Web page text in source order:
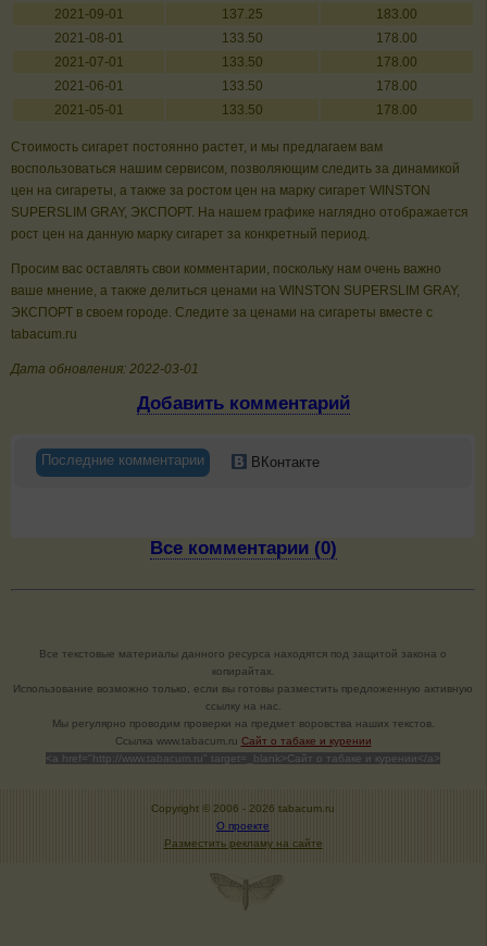
2021-09-01
137.25
183.00
2021-08-01
133.50
178.00
2021-07-01
133.50
178.00
2021-06-01
133.50
178.00
2021-05-01
133.50 178.00
Стоимость сигарет постоянно растет, и мы предлагаем вам
воспользоваться нашим сервисом, позволяющим следить за динамикой
цен на сигареты, а также за ростом цен на марку сигарет WINSTON
SUPERSLIM GRAY, ЭКСПОРТ. На нашем графике наглядно отображается
рост цен на данную марку сигарет за конкретный период.
Просим вас оставлять свои комментарии, поскольку нам очень важно
ваше мнение, а также делиться ценами на WINSTON SUPERSLIM GRAY,
ЭКСПОРТ в своем городе. Следите за ценами на сигареты вместе с
tabacum.ru
Дата обновления: 2022-03-01
Добавить комментарий
Последние комментарии ВКонтакте
Все комментарии (0)
Все текстовые материалы данного ресурса находятся под защитой закона о
копирайтах.
Использование возможно только, если вы готовы разместить предложенную активную
ссылку на нас.
Мы регулярно проводим проверки на предмет воровства наших текстов.
Cсылка www.tabacum.ru Сайт о табаке и курении
<a href="http://www.tabacum.ru" target=_blank>Сайт о табаке и курении</a>
Copyright © 2006 - 2026 tabacum.ru
О проекте
Разместить рекламу на сайте